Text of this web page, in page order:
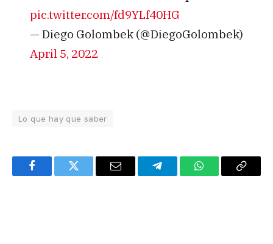
pic.twitter.com/fd9YLf40HG
— Diego Golombek (@DiegoGolombek)
April 5, 2022
Lo que hay que saber
FacebookTwitter Email TelegramWhatsAppCopy